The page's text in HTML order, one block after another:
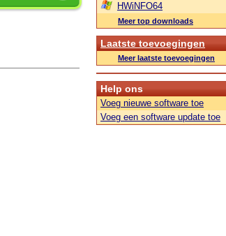
HWiNFO64
Meer top downloads
Laatste toevoegingen
Meer laatste toevoegingen
Help ons
Voeg nieuwe software toe
Voeg een software update toe